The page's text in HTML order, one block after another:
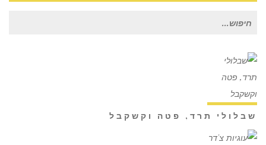
שבלולי תרד, פטה וקשקבל